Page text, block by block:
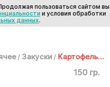
/ Закуски / Картофель по-деревенски
150 гр.
пользоваться сайтом вы
и условия обработки
данных.